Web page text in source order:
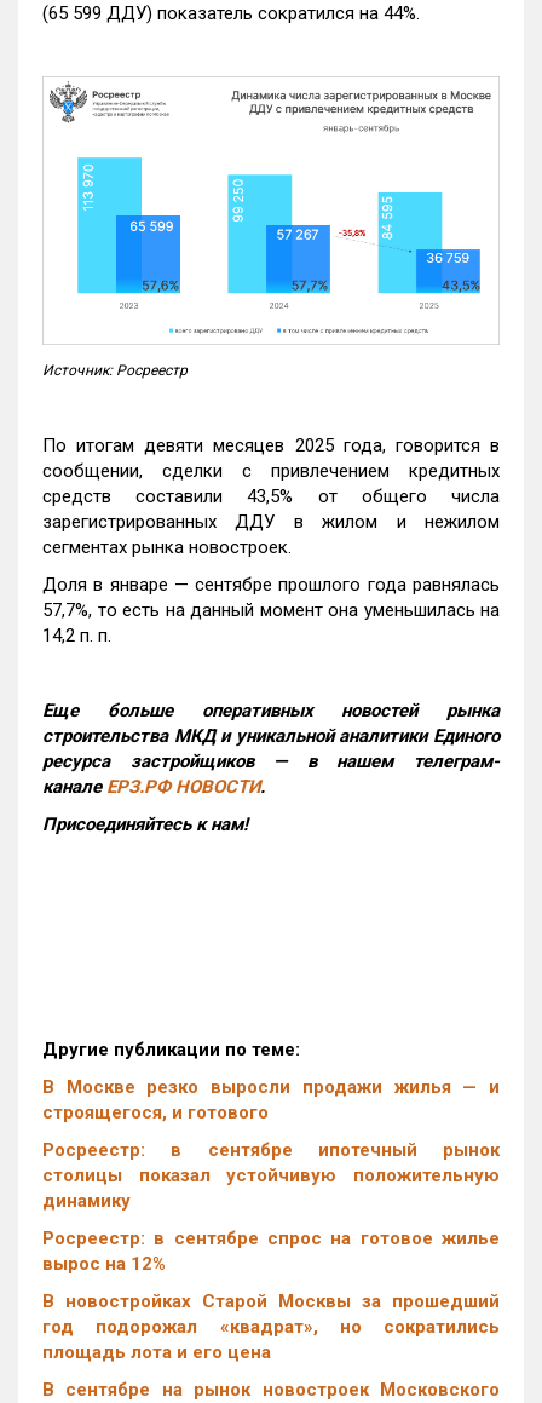
(65 599 ДДУ) показатель сократился на 44%.
Источник: Росреестр
По итогам девяти месяцев 2025 года, говорится в
сообщении, сделки с привлечением кредитных
средств составили 43,5% от общего числа
зарегистрированных ДДУ в жилом и нежилом
сегментах рынка новостроек.
Доля в январе — сентябре прошлого года равнялась
57,7%, то есть на данный момент она уменьшилась на
14,2 п. п.
Еще больше оперативных новостей рынка
строительства МКД и уникальной аналитики Единого
ресурса застройщиков — в нашем телеграм-
канале ЕРЗ.РФ НОВОСТИ.
Присоединяйтесь к нам!
Другие публикации по теме:
В Москве резко выросли продажи жилья — и
строящегося, и готового
Росреестр: в сентябре ипотечный рынок
столицы показал устойчивую положительную
динамику
Росреестр: в сентябре спрос на готовое жилье
вырос на 12%
В новостройках Старой Москвы за прошедший
год подорожал «квадрат», но сократились
площадь лота и его цена
В сентябре на рынок новостроек Московского